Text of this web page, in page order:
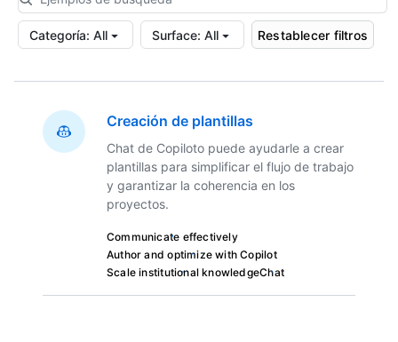
Categoría: All Surface: All Restablecer filtros
Creación de plantillas
Chat de Copiloto puede ayudarle a crear
plantillas para simplificar el flujo de trabajo
y garantizar la coherencia en los
proyectos.
Communicate effectively
Author and optimize with Copilot
Scale institutional knowledgeChat